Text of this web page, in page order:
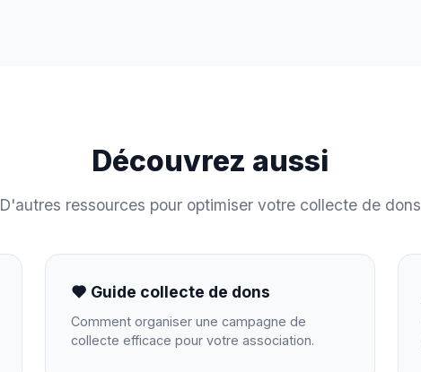
Découvrez aussi
D'autres ressources pour optimiser votre collecte de dons
Guide collecte de dons
Comment organiser une campagne de
collecte efficace pour votre association.